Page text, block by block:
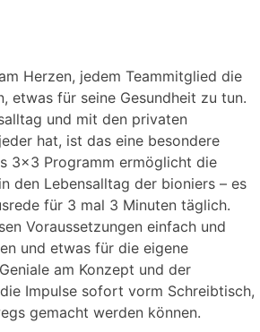
Herzen, jedem Teammitglied die
etwas für seine Gesundheit zu tun.
und mit den privaten
hat, ist das eine besondere
3×3 Programm ermöglicht die
den Lebensalltag der bioniers – es
für 3 mal 3 Minuten täglich.
Voraussetzungen einfach und
und etwas für die eigene
am Konzept und der
Impulse sofort vorm Schreibtisch,
gemacht werden können.